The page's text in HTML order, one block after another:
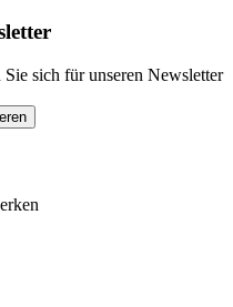
sich für unseren Newsletter